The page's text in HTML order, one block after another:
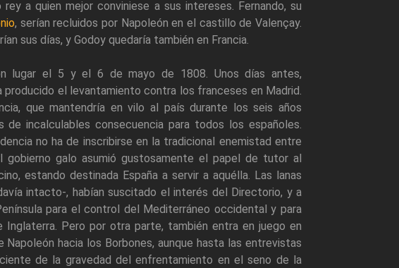
a quien mejor conviniese a sus intereses. Fernando, su
, serían recluidos por Napoleón en el castillo de Valençay.
sus días, y Godoy quedaría también en Francia.
lugar el 5 y el 6 de mayo de 1808. Unos días antes,
el levantamiento contra los franceses en Madrid.
que mantendría en vilo al país durante los seis años
incalculables consecuencia para todos los españoles.
no ha de inscribirse en la tradicional enemistad entre
gobierno galo asumió gustosamente el papel de tutor al
estando destinada España a servir a aquélla. Las lanas
intacto-, habían suscitado el interés del Directorio, y a
para el control del Mediterráneo occidental y para
Pero por otra parte, también entra en juego en
hacia los Borbones, aunque hasta las entrevistas
de la gravedad del enfrentamiento en el seno de la